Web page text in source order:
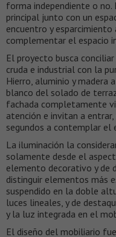
forma independiente o
principal junto con un
encuentro y
complementar el espacio
El proyecto busca
cruda e industrial con la
Hierro, aluminio y madera
blanco del solado de
fachada completamente
atención e invitan a
segundos a contemplar el
La iluminación la
solamente desde el
elemento decorativo y de
distinguir elementos más
suspendido en la doble
luces lineales, y de
y la luz integrada en el
El diseño del mobiliario